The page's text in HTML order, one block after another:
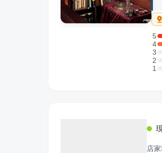
5
5
4
4
3
3
2
2
11
店